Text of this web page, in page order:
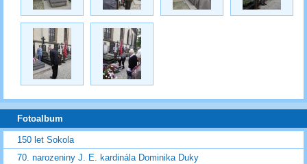
Fotoalbum
150 let Sokola
70. narozeniny J. E. kardinála Dominika Duky